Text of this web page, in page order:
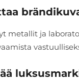
metallit ja